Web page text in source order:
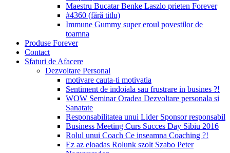
Maestru Bucatar Benke Laszlo prieten Forever
#4360 (fără titlu)
Immune Gummy super eroul povestilor de
toamna
Produse Forever
Contact
Sfaturi de Afacere
Dezvoltare Personal
motivare cauta-ti motivatia
Sentiment de indoiala sau frustrare in busines ?!
WOW Seminar Oradea Dezvoltare personala si
Sanatate
Responsabilitatea unui Lider Sponsor responsabil
Business Meeting Curs Succes Day Sibiu 2016
Rolul unui Coach Ce inseamna Coaching ?!
Ez az eloadas Rolunk szolt Szabo Peter